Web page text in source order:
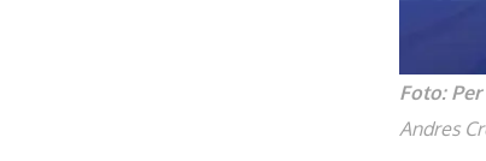
Foto:
Andres